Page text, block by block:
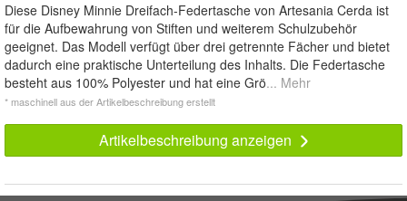
Diese Disney Minnie Dreifach-Federtasche von Artesania Cerda ist
für die Aufbewahrung von Stiften und weiterem Schulzubehör
geeignet. Das Modell verfügt über drei getrennte Fächer und bietet
dadurch eine praktische Unterteilung des Inhalts. Die Federtasche
besteht aus 100% Polyester und hat eine Grö... Mehr
* maschinell aus der Artikelbeschreibung erstellt
Artikelbeschreibung anzeigen